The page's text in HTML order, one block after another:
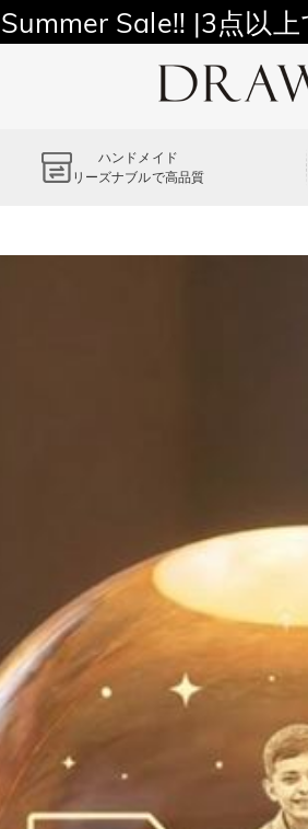
11,700円以上
Summer Sale!! |3点以
ハンドメイド
リーズナブルで高品質